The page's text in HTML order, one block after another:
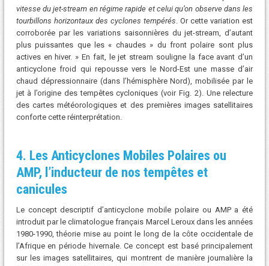
vitesse du jet-stream en régime rapide et celui qu’on observe dans les
tourbillons horizontaux des cyclones tempérés . Or cette variation est
corroborée par les variations saisonnières du jet-stream, d’autant
plus puissantes que les « chaudes » du front polaire sont plus
actives en hiver. » En fait, le jet stream souligne la face avant d’un
anticyclone froid qui repousse vers le Nord-Est une masse d’air
chaud dépressionnaire (dans l’hémisphère Nord), mobilisée par le
jet à l’origine des tempêtes cycloniques (voir Fig. 2). Une relecture
des cartes météorologiques et des premières images satellitaires
conforte cette réinterprétation.
4. Les Anticyclones Mobiles Polaires ou
AMP, l’inducteur de nos tempêtes et
canicules
Le concept descriptif d’anticyclone mobile polaire ou AMP a été
introduit par le climatologue français Marcel Leroux dans les années
1980-1990, théorie mise au point le long de la côte occidentale de
l’Afrique en période hivernale. Ce concept est basé principalement
sur les images satellitaires, qui montrent de manière journalière la